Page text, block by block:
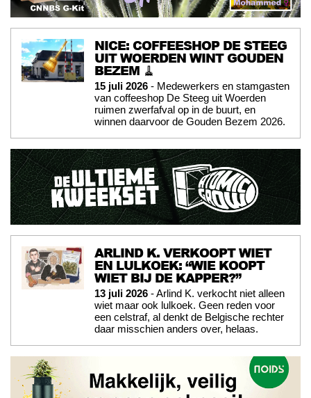
NICE: COFFEESHOP DE STEEG
UIT WOERDEN WINT GOUDEN
BEZEM 🧹
15 juli 2026 - Medewerkers en stamgasten
van coffeeshop De Steeg uit Woerden
ruimen zwerfafval op in de buurt, en
winnen daarvoor de Gouden Bezem 2026.
ARLIND K. VERKOOPT WIET
EN LULKOEK: “WIE KOOPT
WIET BIJ DE KAPPER?”
13 juli 2026 - Arlind K. verkocht niet alleen
wiet maar ook lulkoek. Geen reden voor
een celstraf, al denkt de Belgische rechter
daar misschien anders over, helaas.